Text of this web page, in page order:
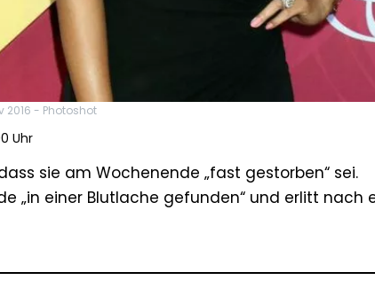
2016 - Photoshot
Uhr
sie am Wochenende „fast gestorben“ sei.
„in einer Blutlache gefunden“ und erlitt nach